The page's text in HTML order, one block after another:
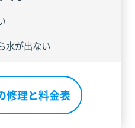
水が出ない
修理と料金表